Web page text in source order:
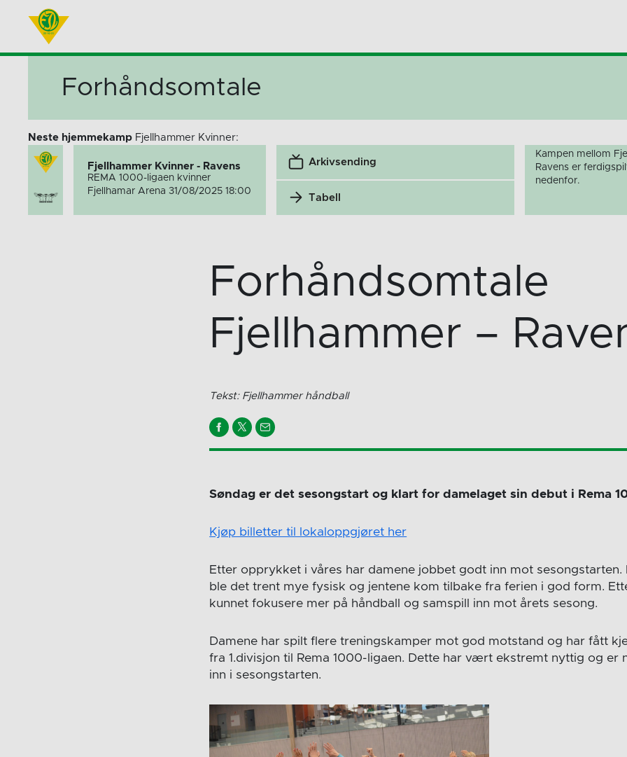
Forhåndsomtale
Neste hjemmekamp Fjellhammer Kvinner:
Fjellhammer Kvinner - Ravens
REMA 1000-ligaen kvinner
Fjellhamar Arena 31/08/2025 18:00
Arkivsending
Tabell
Kampen mellom
Ravens er
nedenfor.
Forhåndsomtale
Fjellhammer –
Tekst: Fjellhammer håndball
Søndag er det sesongstart og klart for damelaget sin debut i Rema
Kjøp billetter til lokaloppgjøret her
Etter opprykket i våres har damene jobbet godt inn mot sesongstarten.
ble det trent mye fysisk og jentene kom tilbake fra ferien i god form.
kunnet fokusere mer på håndball og samspill inn mot årets sesong.
Damene har spilt flere treningskamper mot god motstand og har fått
fra 1.divisjon til Rema 1000-ligaen. Dette har vært ekstremt nyttig og er
inn i sesongstarten.